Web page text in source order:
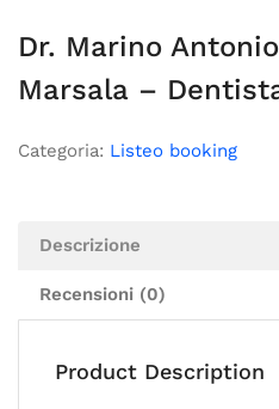
Dr. Marino
Marsala –
Categoria: Listeo booking
Descrizione
Recensioni (0)
Product Description